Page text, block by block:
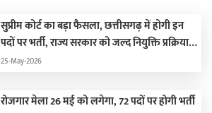
सुप्रीम कोर्ट का बड़ा फैसला, छत्तीसगढ़ में होगी इन
पदों पर भर्ती, राज्य सरकार को जल्द नियुक्ति प्रक्रिया
पूरा करने के दिए निर्देश…
25-May-2026
रोजगार मेला 26 मई को लगेगा, 72 पदों पर होगी भर्ती